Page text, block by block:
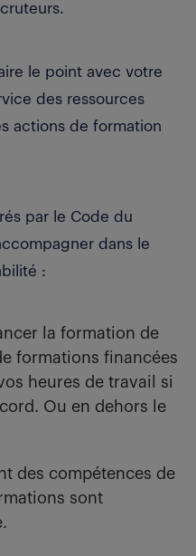
le point avec votre
des ressources
actions de formation
par le Code du
dans le
:
la formation de
formations financées
heures de travail si
Ou en dehors le
des compétences de
sont